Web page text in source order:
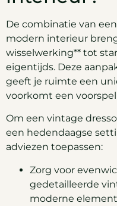
De combinatie van
modern interieur
wisselwerking** tot
eigentijds. Deze
geeft je ruimte een
voorkomt een
Om een vintage
een hedendaagse
adviezen toepassen:
Zorg voor
gedetailleerde
moderne